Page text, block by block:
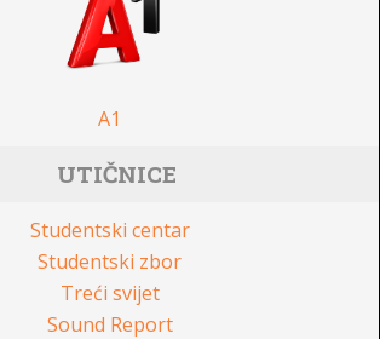
A1
UTIČNICE
Studentski centar
Studentski zbor
Treći svijet
Sound Report